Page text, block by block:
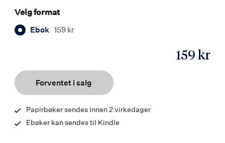
Velg format
Ebok 159 kr
Forventet i salg
159 kr
9788203197703
Papirbøker sendes innen 2 virkedager
Ebøker kan sendes til Kindle